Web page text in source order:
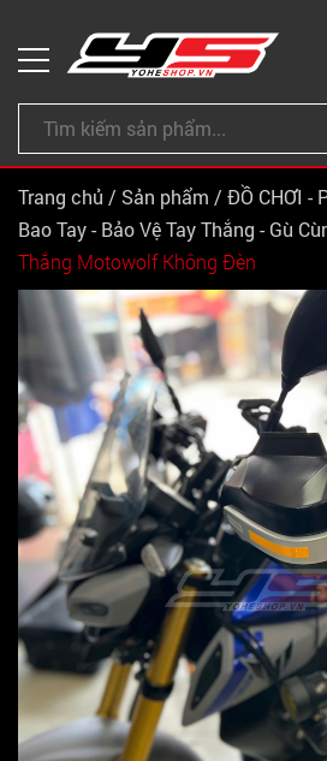
Trang chủ / Sản phẩm / ĐỒ CHƠI -
Bao Tay - Bảo Vệ Tay Thắng - Gù
Thắng Motowolf Không Đèn